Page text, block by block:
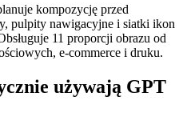
kompozycję przed
pulpity nawigacyjne i siatki ikon
11 proporcji obrazu od
e-commerce i druku.
używają GPT